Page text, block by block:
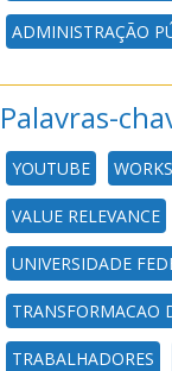
ADMINISTRAÇÃO
Palavras-
YOUTUBE
VALUE RELEVANCE
UNIVERSIDADE
TRANSFORMACAO
TRABALHADORES